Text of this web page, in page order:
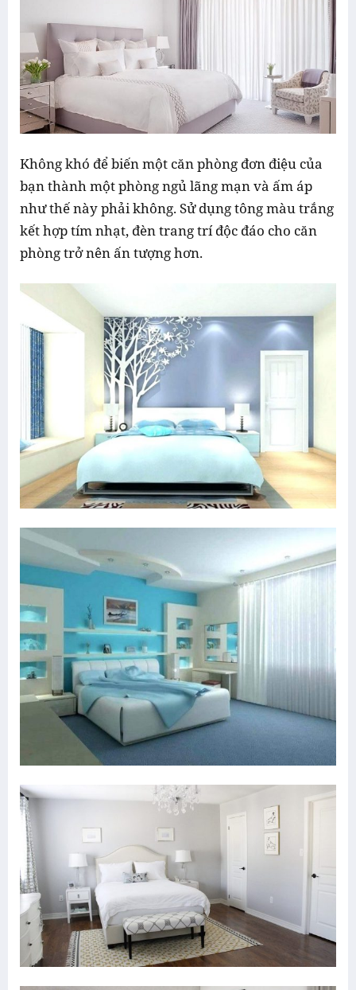
Không khó để biến một căn phòng đơn điệu của
bạn thành một phòng ngủ lãng mạn và ấm áp
như thế này phải không. Sử dụng tông màu trắng
kết hợp tím nhạt, đèn trang trí độc đáo cho căn
phòng trở nên ấn tượng hơn.